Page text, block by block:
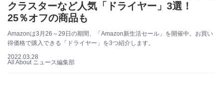
クラスターなど人気「ドライヤー」3選！
25％オフの商品も
Amazonは3月26～29日の期間、「Amazon新生活セール」を開催中。お買い
得価格で購入できる「ドライヤー」を3つ紹介します。
2022.03.28
All About ニュース編集部